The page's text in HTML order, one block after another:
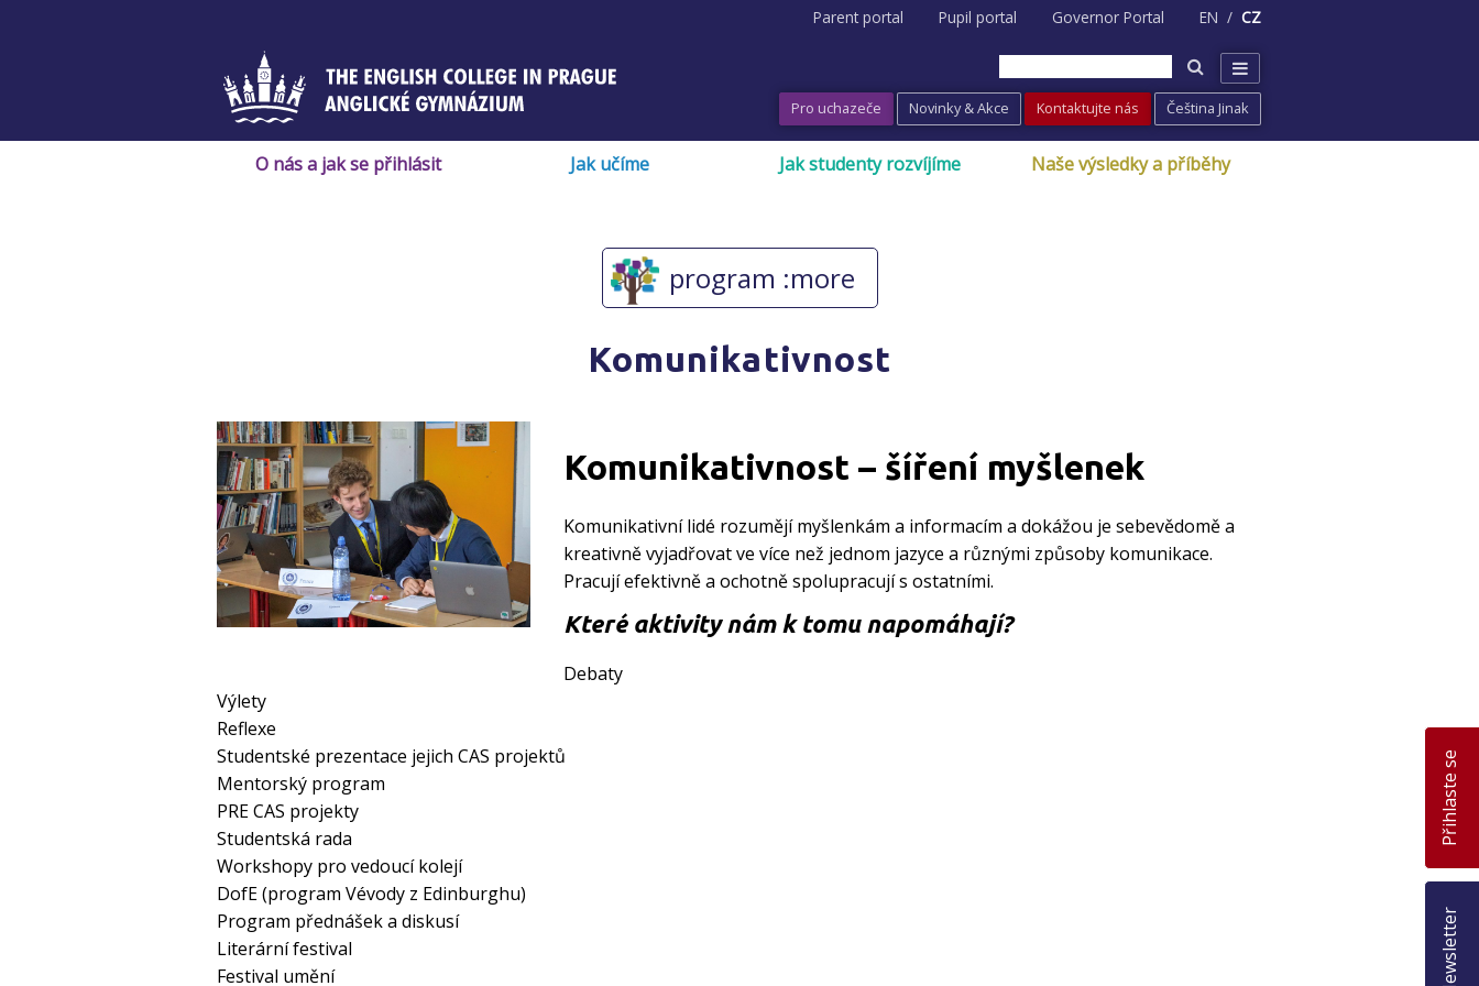
Parent portal Pupil portal Governor Portal EN CZ
Pro uchazeče Novinky & Akce Kontaktujte nás Čeština Jinak
O nás a jak se přihlásit Jak učíme Jak studenty rozvíjíme Naše výsledky a příběhy
program :more
Komunikativnost
Komunikativnost – šíření myšlenek
Komunikativní lidé rozumějí myšlenkám a informacím a dokážou je sebevědomě a
kreativně vyjadřovat ve více než jednom jazyce a různými způsoby komunikace.
Pracují efektivně a ochotně spolupracují s ostatními.
Které aktivity nám k tomu napomáhají?
Debaty
Výlety
Reflexe
Studentské prezentace jejich CAS projektů
Mentorský program
PRE CAS projekty
Studentská rada
Workshopy pro vedoucí kolejí
DofE (program Vévody z Edinburghu)
Program přednášek a diskusí
Literární festival
Festival umění
Přihlaste se
Newsletter